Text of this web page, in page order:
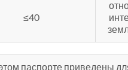
≤40
паспорте приведены